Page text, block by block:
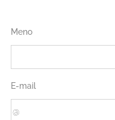
Meno
E-mail